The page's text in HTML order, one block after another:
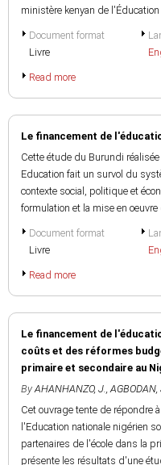
ministère kenyan de
Document format
Livre
Read more
Le financement de
Cette étude du Burundi
Education fait un survol du
contexte social, politique et
formulation et la mise en oeuvre
Document format
Livre
Read more
Le financement de
coûts et des réformes
primaire et secondaire au
By AHANHANZO, J.,AGBODAN,
Cet ouvrage tente de répondre
l'Education nationale nigérien
partenaires de l'école dans la
présente les résultats d'une